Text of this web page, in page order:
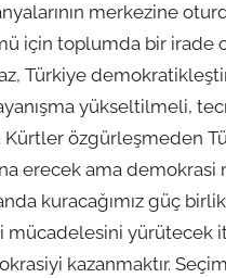
merkezine
için toplumda bir irade
Türkiye
yükseltilmeli,
özgürleşmeden
erecek ama
kuracağımız güç
yürütecek
kazanmaktır.